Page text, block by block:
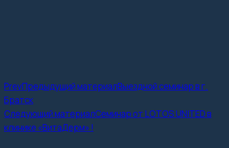
PrevПредыдущий материалВыездной семинар в г.
Братск
Следующий материалСеминар от LOTOS UNITED в
клинике «ВитаДерм» !